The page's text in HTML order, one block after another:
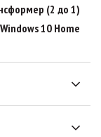
(2 до 1)
Windows 10 Home